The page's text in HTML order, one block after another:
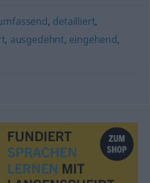
, detailliert,
, ausgedehnt, eingehend,